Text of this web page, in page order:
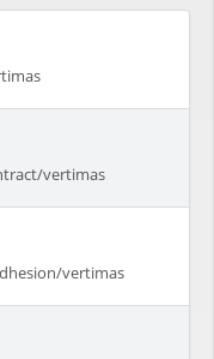
vertimas
vertimas